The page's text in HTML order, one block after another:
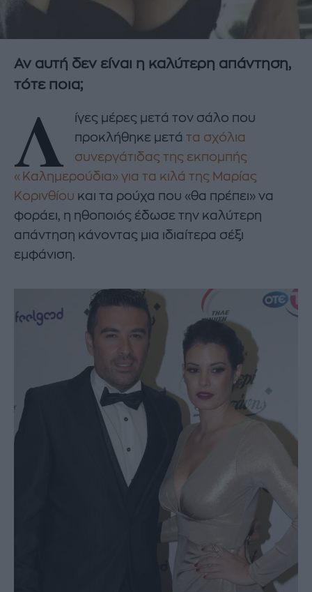
Αν αυτή δεν είναι η καλύτερη απάντηση,
τότε ποια;
Λ
ίγες μέρες μετά τον σάλο που
προκλήθηκε μετάτα σχόλια
συνεργάτιδας της εκπομπής
«Καλημερούδια» για τα κιλά της Μαρίας
Κορινθίου και τα ρούχα που «θα πρέπει» να
φοράει, η ηθοποιός έδωσε την καλύτερη
απάντηση κάνοντας μια ιδιαίτερα σέξι
εμφάνιση.